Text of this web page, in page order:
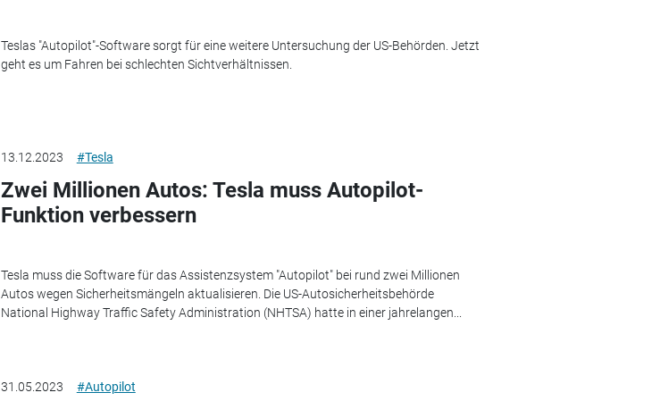
Teslas "Autopilot"-Software sorgt für eine weitere Untersuchung der US-Behörden. Jetzt
geht es um Fahren bei schlechten Sichtverhältnissen.
13.12.2023 #Tesla
Zwei Millionen Autos: Tesla muss Autopilot-
Funktion verbessern
Tesla muss die Software für das Assistenzsystem "Autopilot" bei rund zwei Millionen
Autos wegen Sicherheitsmängeln aktualisieren. Die US-Autosicherheitsbehörde
National Highway Traffic Safety Administration (NHTSA) hatte in einer jahrelangen...
31.05.2023 #Autopilot